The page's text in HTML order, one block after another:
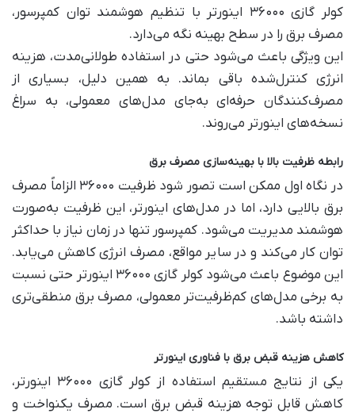
کولر گازی ۳۶۰۰۰ اینورتر با تنظیم هوشمند توان کمپرسور،
مصرف برق را در سطح بهینه نگه می‌دارد.
این ویژگی باعث می‌شود حتی در استفاده طولانی‌مدت، هزینه
انرژی کنترل‌شده باقی بماند. به همین دلیل، بسیاری از
مصرف‌کنندگان حرفه‌ای به‌جای مدل‌های معمولی، به سراغ
نسخه‌های اینورتر می‌روند.
رابطه ظرفیت بالا با بهینه‌سازی مصرف برق
در نگاه اول ممکن است تصور شود ظرفیت ۳۶۰۰۰ الزاماً مصرف
برق بالایی دارد، اما در مدل‌های اینورتر، این ظرفیت به‌صورت
هوشمند مدیریت می‌شود. کمپرسور تنها در زمان نیاز با حداکثر
توان کار می‌کند و در سایر مواقع، مصرف انرژی کاهش می‌یابد.
این موضوع باعث می‌شود کولر گازی ۳۶۰۰۰ اینورتر حتی نسبت
به برخی مدل‌های کم‌ظرفیت‌تر معمولی، مصرف برق منطقی‌تری
داشته باشد.
کاهش هزینه قبض برق با فناوری اینورتر
یکی از نتایج مستقیم استفاده از کولر گازی ۳۶۰۰۰ اینورتر،
کاهش قابل توجه هزینه قبض برق است. مصرف یکنواخت و